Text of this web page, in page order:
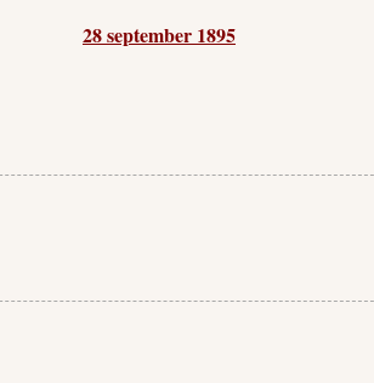
28 september 1895